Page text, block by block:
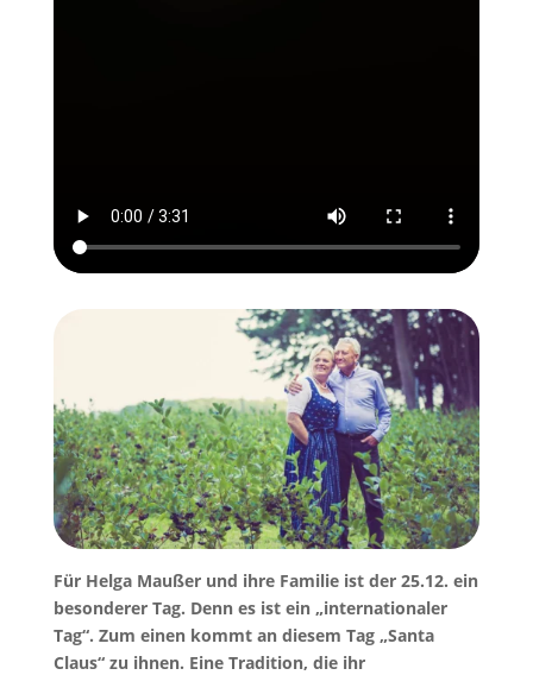
Für Helga Maußer und ihre Familie ist der 25.12. ein
besonderer Tag. Denn es ist ein „internationaler
Tag“. Zum einen kommt an diesem Tag „Santa
Claus“ zu ihnen. Eine Tradition, die ihr